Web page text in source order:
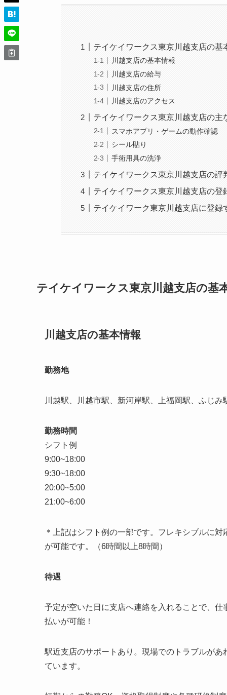
テイケイワークス東京川越支店の基
川越支店の基本情報
川越支店の給与
川越支店の住所
川越支店のアクセス
テイケイワークス東京川越支店の主
スマホアプリ・ゲームの動作確認
シール貼り
手術用具の洗浄
テイケイワークス東京川越支店の評
テイケイワークス東京川越支店の登
テイケイワーク東京川越支店に登録
テイケイワークス東京川越支店の基
川越支店の基本情報
勤務地
川越駅、川越市駅、新河岸駅、上福岡駅、ふじ
勤務時間
シフト例
9:00~18:00
9:30~18:00
20:00~5:00
21:00~6:00
＊上記はシフト例の一部です。フレキシブルに
が可能です。（6時間以上8時間）
待遇
予定が空いた日に支店へ連絡を入れることで、
払いが可能！
駅近支店のサポートあり。現場でのトラブルが
ています。